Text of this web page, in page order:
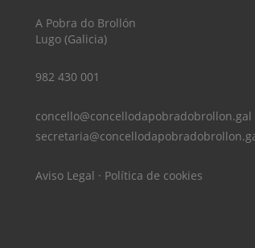
A Pobra do Brollón
Lugo (Galicia)
982 430 001
concello@concellodapobradobrollon.gal
Aviso Legal · Política de cookies